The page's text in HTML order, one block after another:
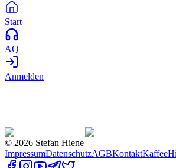
Start
AQ
Anmelden
© 2026 Stefan Hiene
ImpressumDatenschutzAGBKontaktKaffee